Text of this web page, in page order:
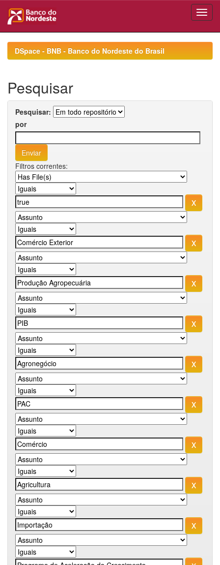
navigationDSpace - BNB - Banco do Nordeste do Brasil
Pesquisar
Pesquisar:
por
Filtros correntes: